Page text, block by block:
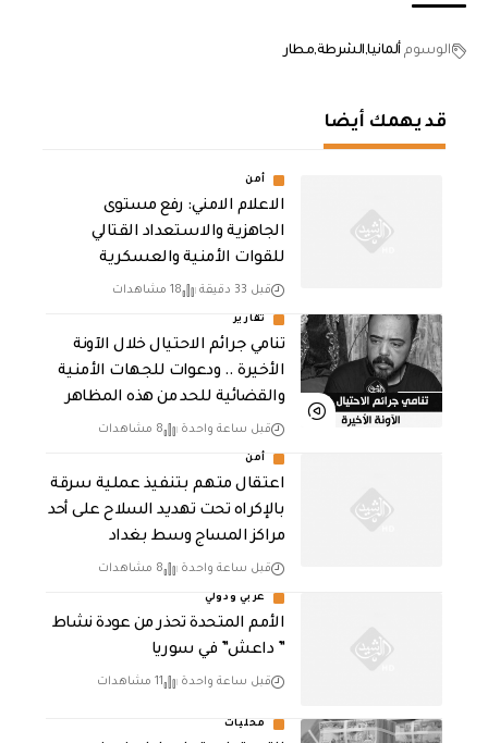
الوسوم ألمانيا الشرطةمطار
قد يهمك أيضا
أمن
الاعلام الامني: رفع مستوى
الجاهزية والاستعداد القتالي
للقوات الأمنية والعسكرية
قبل 33 دقيقة 18 مشاهدات
تقارير
تنامي جرائم الاحتيال خلال الآونة
الأخيرة .. ودعوات للجهات الأمنية
والقضائية للحد من هذه المظاهر
قبل ساعة واحدة 8 مشاهدات
أمن
اعتقال متهم بتنفيذ عملية سرقة
بالإكراه تحت تهديد السلاح على أحد
مراكز المساج وسط بغداد
قبل ساعة واحدة 8 مشاهدات
عربي ودولي
الأمم المتحدة تحذر من عودة نشاط
” داعش” في سوريا
قبل ساعة واحدة 11 مشاهدات
محليات